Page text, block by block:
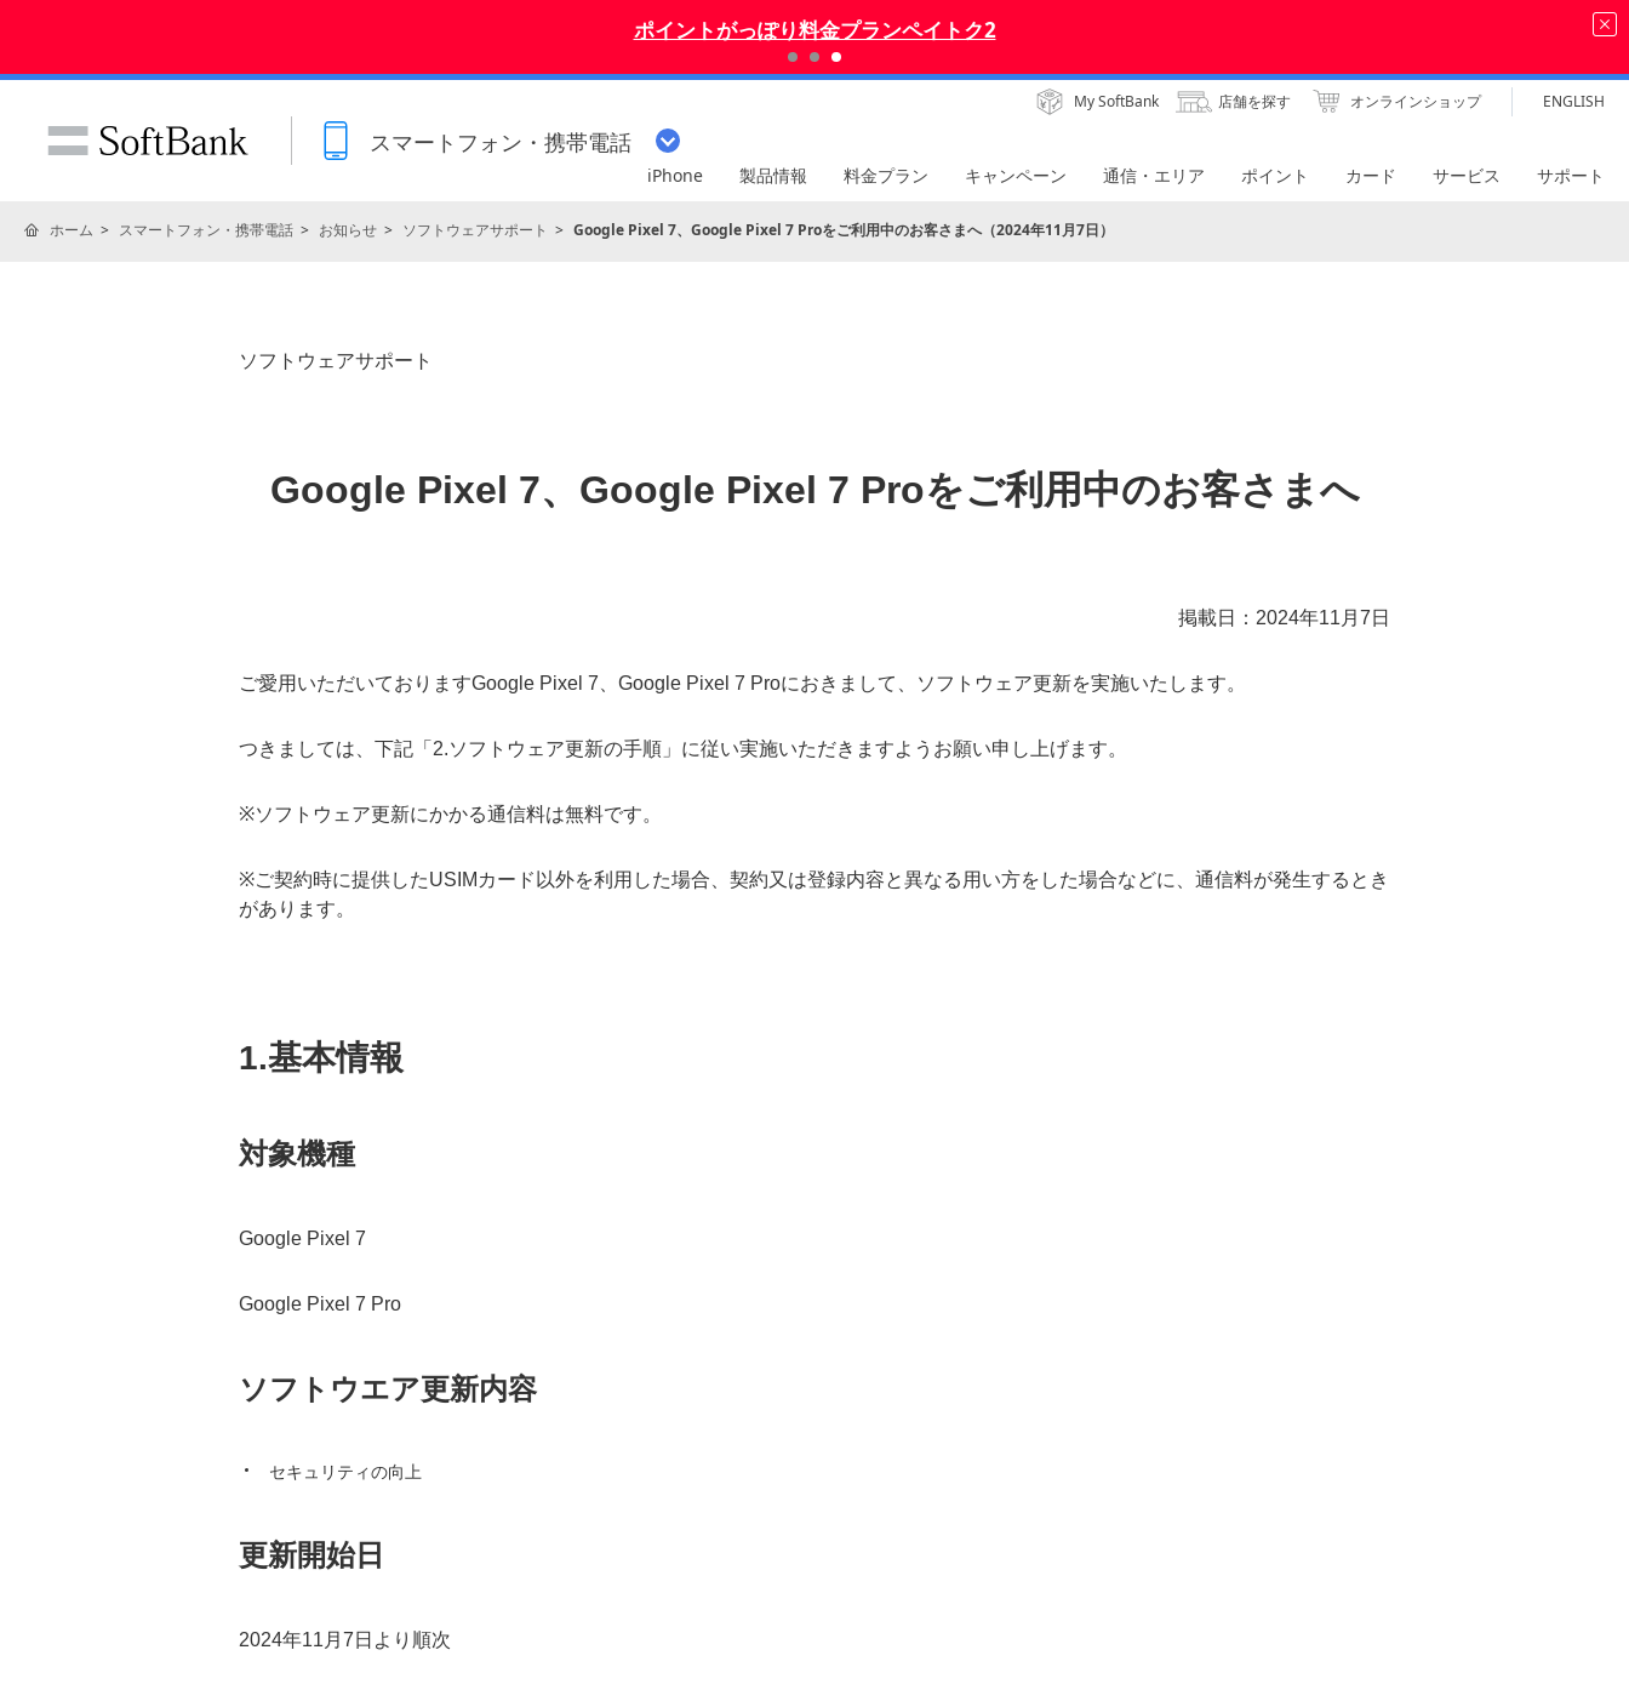
ポイントがっぽり料金プランペイトク2
スマートフォン・携帯電話
My SoftBank 店舗を探す オンラインショップ ENGLISH
iPhone 製品情報 料金プラン キャンペーン 通信・エリア ポイント カード サービス サポート
ホーム スマートフォン・携帯電話 お知らせ ソフトウェアサポート Google Pixel 7、Google Pixel 7 Proをご利用中のお客さまへ（2024年11月7日）
ソフトウェアサポート
Google Pixel 7、Google Pixel 7 Proをご利用中のお客さまへ
掲載日：2024年11月7日
ご愛用いただいておりますGoogle Pixel 7、Google Pixel 7 Proにおきまして、ソフトウェア更新を実施いたします。
つきましては、下記「2.ソフトウェア更新の手順」に従い実施いただきますようお願い申し上げます。
※ソフトウェア更新にかかる通信料は無料です。
※ご契約時に提供したUSIMカード以外を利用した場合、契約又は登録内容と異なる用い方をした場合などに、通信料が発生するとき
があります。
1.基本情報
対象機種
Google Pixel 7
Google Pixel 7 Pro
ソフトウエア更新内容
セキュリティの向上
更新開始日
2024年11月7日より順次